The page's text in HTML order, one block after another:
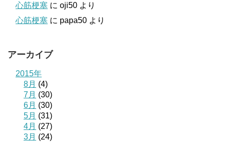
心筋梗塞 に oji50 より
心筋梗塞 に papa50 より
アーカイブ
2015年
8月 (4)
7月 (30)
6月 (30)
5月 (31)
4月 (27)
3月 (24)